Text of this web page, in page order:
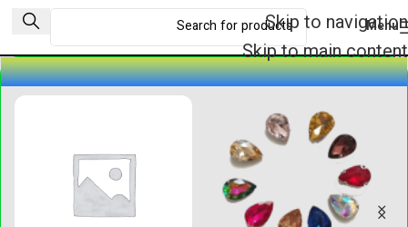
Skip to navigation
Skip to main content
Menu